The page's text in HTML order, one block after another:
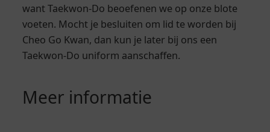
want Taekwon-Do beoefenen we op onze blote
voeten. Mocht je besluiten om lid te worden bij
Cheo Go Kwan, dan kun je later bij ons een
Taekwon-Do uniform aanschaffen.
Meer informatie